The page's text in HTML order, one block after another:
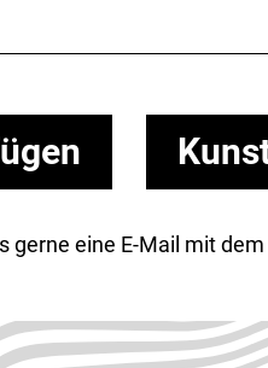
eine E-Mail mit